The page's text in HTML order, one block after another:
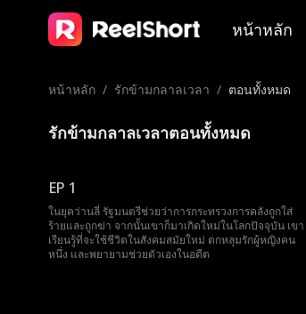
หน้าหลัก
หน้าหลัก / รักข้ามกลาลเวลา / ตอนทั้งหมด
รักข้ามกลาลเวลาตอนทั้งหมด
EP 1
ในยุคว่านลี่ รัฐมนตรีช่วยว่าการกระทรวงการคลังถูกใส่
ร้ายและถูกฆ่า จากนั้นเขาก็มาเกิดใหม่ในโลกปัจจุบัน เขา
เรียนรู้ที่จะใช้ชีวิตในสังคมสมัยใหม่ ตกหลุมรักผู้หญิงคน
หนึ่ง และพยายามช่วยตัวเองในอดีต